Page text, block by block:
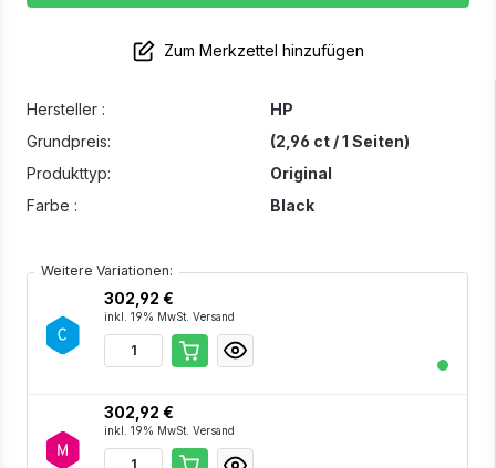
Hersteller :
HP
Grundpreis:
(2,96 ct / 1 Seiten)
Produkttyp:
Original
Farbe :
Black
Weitere Variationen:
302,92 €
inkl. 19% MwSt. Versand
302,92 €
inkl. 19% MwSt. Versand
Zum Merkzettel hinzufügen